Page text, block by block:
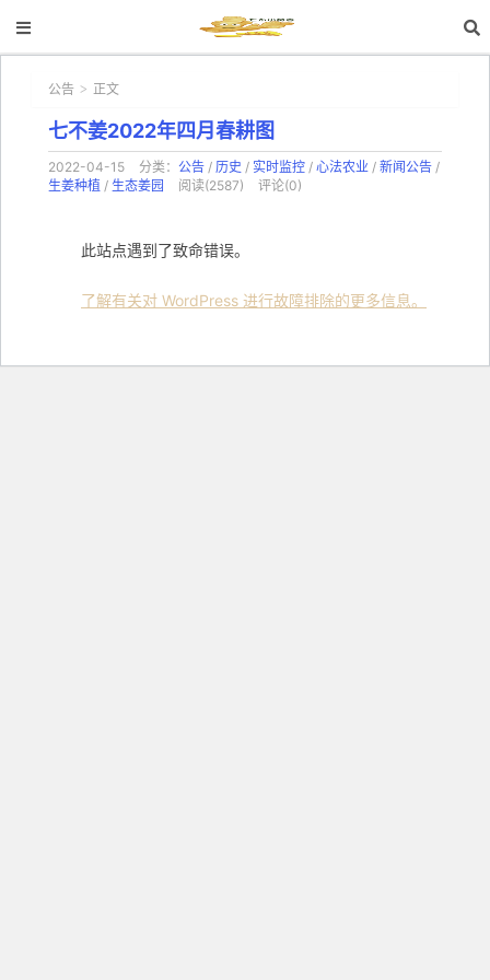
公告 > 正文
七不姜2022年四月春耕图
2022-04-15 分类： 公告 / 历史 / 实时监控 / 心法农业 / 新闻公告 /
生姜种植 / 生态姜园 阅读(2587) 评论(0)
此站点遇到了致命错误。
了解有关对 WordPress 进行故障排除的更多信息。